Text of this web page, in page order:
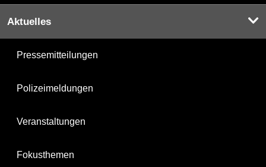
Aktuelles
Pressemitteilungen
Polizeimeldungen
Veranstaltungen
Fokusthemen